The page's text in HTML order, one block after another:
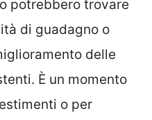
potrebbero trovare
di guadagno o
delle
È un momento
o per